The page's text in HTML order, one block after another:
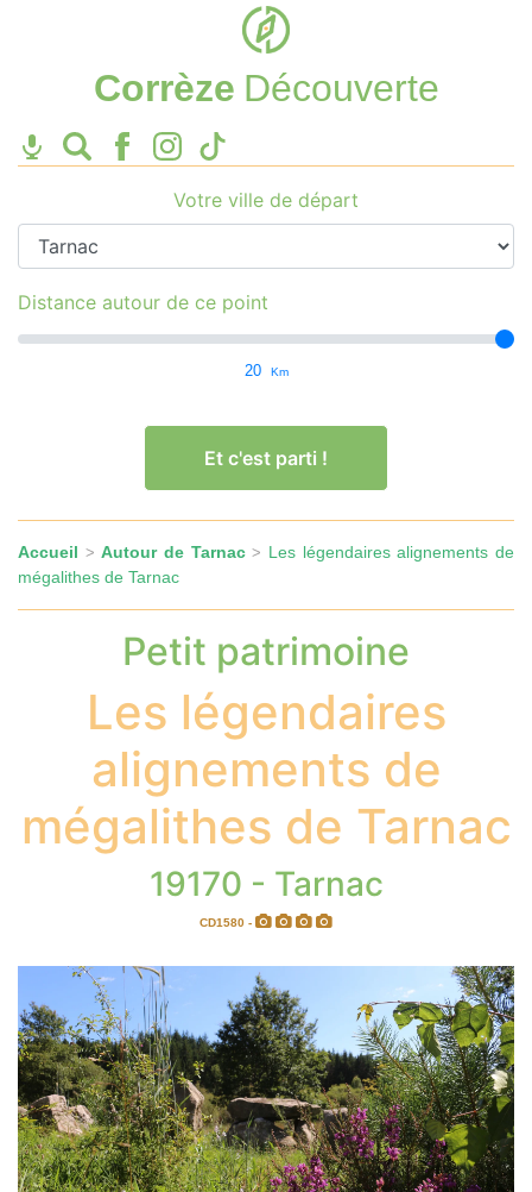
Corrèze Découverte
Votre ville de départ
Distance autour de ce point
20 Km
Et c'est parti !
Accueil >Autour de Tarnac> Les légendaires alignements de
mégalithes de Tarnac
Petit patrimoine
Les légendaires
alignements de
mégalithes de Tarnac
19170 - Tarnac
CD1580 -